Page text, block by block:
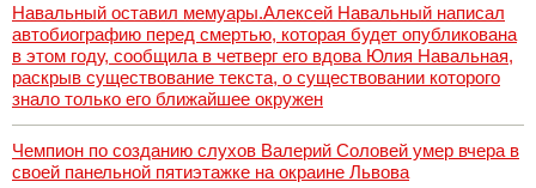
Навальный оставил мемуары.Алексей Навальный написал
автобиографию перед смертью, которая будет опубликована
в этом году, сообщила в четверг его вдова Юлия Навальная,
раскрыв существование текста, о существовании которого
знало только его ближайшее окружен
Чемпион по созданию слухов Валерий Соловей умер вчера в
своей панельной пятиэтажке на окраине Львова